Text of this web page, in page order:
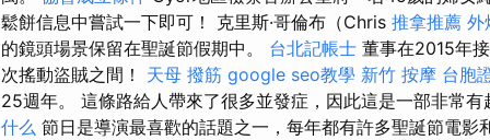
鬆餅信息中嘗試一下即可！ 克里斯·哥倫布（Chris 推拿推薦 外
的鏡頭場景保留在聖誕節假期中。 台北記帳士 董事在2015年
次搖動盜賊之間！ 天母 撥筋 google seo教學 新竹 按摩 台胞
25週年。 這條路給人帶來了很多並發症，因此這是一部非常有
什么 節日是導演最喜歡的話題之一，每年都有許多聖誕節電影